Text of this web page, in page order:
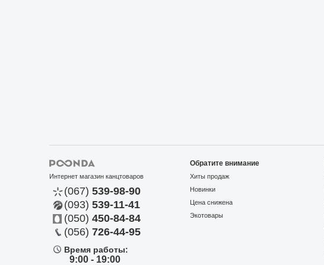
Интернет магазин канцтоваров
(067) 539-98-90
(093) 539-11-41
(050) 450-84-84
(056) 726-44-95
Время работы:
9:00 - 19:00
Обратите внимание
Хиты продаж
Новинки
Цена снижена
Экотовары